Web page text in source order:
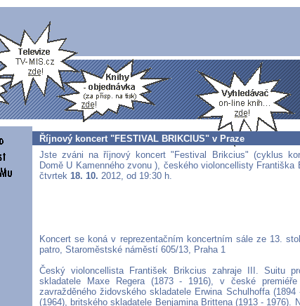
Říjnový koncert "FESTIVAL BRIKCIUS" v Praze
Jste zváni na říjnový koncert "Festival Brikcius" (cyklus
Domě U Kamenného zvonu ), českého violoncellisty
čtvrtek 18. 10. 2012, od 19:30 h.
Koncert se koná v reprezentačním koncertním sále ze 13.
patro, Staroměstské náměstí 605/13, Praha 1
Český violoncellista František Brikcius zahraje III. Suitu
skladatele Maxe Regera (1873 - 1916), v české premiéře
zavražděného židovského skladatele Erwina Schulhoffa
(1964), britského skladatele Benjamina Brittena (1913 -